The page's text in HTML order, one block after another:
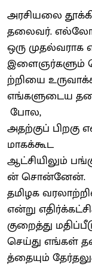
அரசியலை
தலைவர்.
ஒரு முதல்வராக
இளைஞர்களும்
ற்றியை
எங்களுடைய
போல,
அதற்குப் பிறகு
மாகக்கூட
ஆட்சியிலும்
ன் சொன்னேன்.
தமிழக
என்று
குறைத்து
செய்து எங்கள்
த்தையும்